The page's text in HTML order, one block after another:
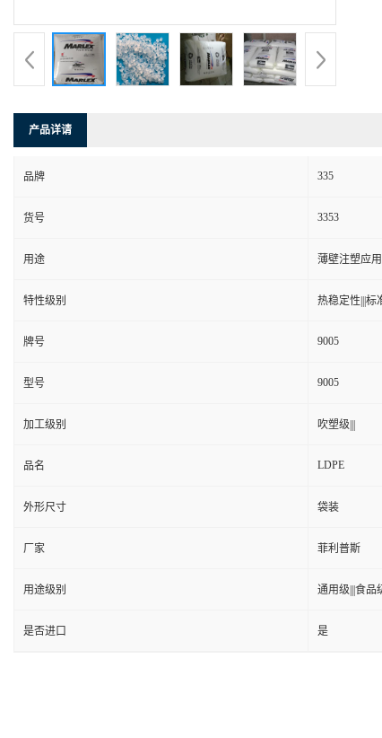
产品详请
品牌 335
货号 3353
用途 薄壁注塑应用
特性级别 热稳定性|||标
牌号 9005
型号 9005
加工级别 吹塑级|||
品名 LDPE
外形尺寸 袋装
厂家 菲利普斯
用途级别 通用级|||食品
是否进口 是